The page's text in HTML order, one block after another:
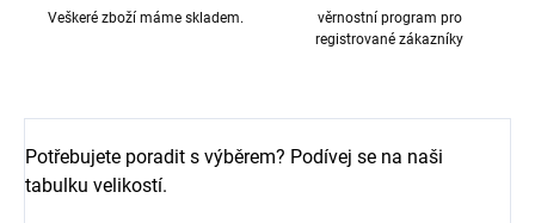
Veškeré zboží máme skladem.
věrnostní program pro
registrované zákazníky
Potřebujete poradit s výběrem? Podívej se na naši
tabulku velikostí.